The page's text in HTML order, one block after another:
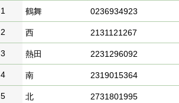
1
鶴舞 0236934923
2 西 2131121267
3 熱田 2231296092
4 南 2319015364
5 北 2731801995